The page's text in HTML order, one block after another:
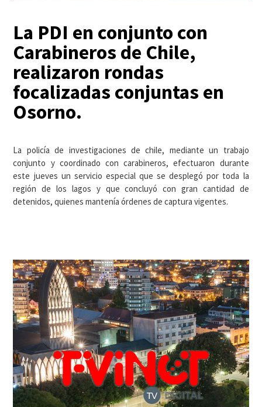
La PDI en conjunto con
Carabineros de Chile,
realizaron rondas
focalizadas conjuntas en
Osorno.
La policía de investigaciones de chile, mediante un trabajo
conjunto y coordinado con carabineros, efectuaron durante
este jueves un servicio especial que se desplegó por toda la
región de los lagos y que concluyó con gran cantidad de
detenidos, quienes mantenía órdenes de captura vigentes.